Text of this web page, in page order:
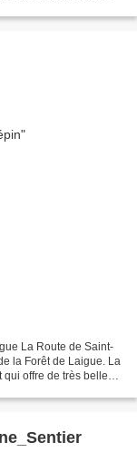
La Route de Saint-
la Forêt de Laigue. La
qui offre de très belles